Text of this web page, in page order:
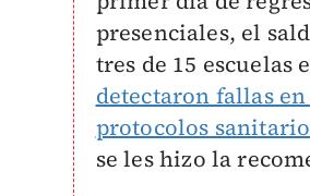
presenciales, el
tres de 15 escuelas
detectaron fallas en
protocolos
se les hizo la